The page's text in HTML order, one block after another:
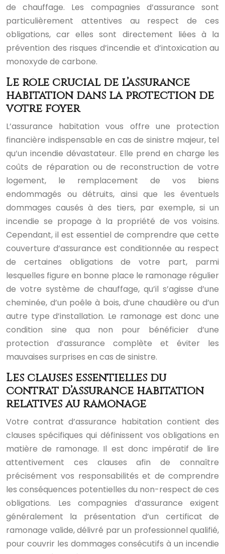
de chauffage. Les compagnies d’assurance sont
particulièrement attentives au respect de ces
obligations, car elles sont directement liées à la
prévention des risques d’incendie et d’intoxication au
monoxyde de carbone.
Le rôle crucial de l’assurance
habitation dans la protection de
votre foyer
L’assurance habitation vous offre une protection
financière indispensable en cas de sinistre majeur, tel
qu’un incendie dévastateur. Elle prend en charge les
coûts de réparation ou de reconstruction de votre
logement, le remplacement de vos biens
endommagés ou détruits, ainsi que les éventuels
dommages causés à des tiers, par exemple, si un
incendie se propage à la propriété de vos voisins.
Cependant, il est essentiel de comprendre que cette
couverture d’assurance est conditionnée au respect
de certaines obligations de votre part, parmi
lesquelles figure en bonne place le ramonage régulier
de votre système de chauffage, qu’il s’agisse d’une
cheminée, d’un poêle à bois, d’une chaudière ou d’un
autre type d’installation. Le ramonage est donc une
condition sine qua non pour bénéficier d’une
protection d’assurance complète et éviter les
mauvaises surprises en cas de sinistre.
Les clauses essentielles du
contrat d’assurance habitation
relatives au ramonage
Votre contrat d’assurance habitation contient des
clauses spécifiques qui définissent vos obligations en
matière de ramonage. Il est donc impératif de lire
attentivement ces clauses afin de connaître
précisément vos responsabilités et de comprendre
les conséquences potentielles du non-respect de ces
obligations. Les compagnies d’assurance exigent
généralement la présentation d’un certificat de
ramonage valide, délivré par un professionnel qualifié,
pour couvrir les dommages consécutifs à un incendie